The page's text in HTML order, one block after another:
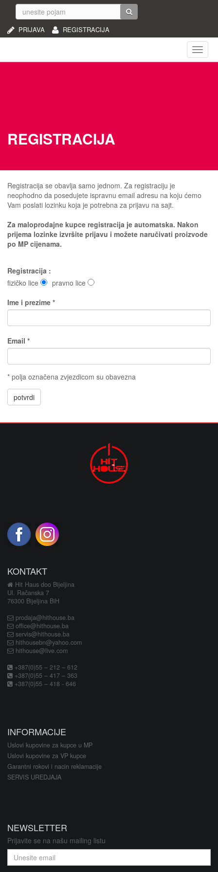
REGISTRACIJA
PRIJAVA
REGISTRACIJA
Registracija se obavlja samo jednom. Za registraciju je
neophodno da posedujete ispravnu email adresu na koju ćemo
Vam poslati lozinku koja je potrebna za prijavu na sajt.
Za maloprodajne kupce registracija je automatska. Nakon
prijema lozinke izvršite prijavu i možete naručivati proizvode
po MP cijenama.
Registracija :
fizičko lice
pravno lice
Ime i prezime *
Email *
* polja označena zvjezdicom su obavezna
potvrdi
KONTAKT
Hit Haus doo Bijeljina
Ul. Račanska 7
76300 Bijeljina BiH
prodaja@hithouse.ba
office@hithouse.ba
servis@hithouse.ba
hithousebn@yahoo.com
hithouse@live.com
+387(0)55 – 212 – 612
+387(0)55 – 417 – 363
+387(0)55 – 418 - 646
INFORMACIJE
Uslovi kupovine za kupce u MP
Uslovi kupovine za VP kupce
Garantni rokovi i nacin reklamacije
SERVIS UREDJAJA
NEWSLETTER
Prijavite se na našu mailing listu